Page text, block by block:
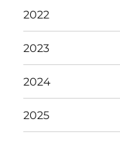
2022
2023
2024
2025